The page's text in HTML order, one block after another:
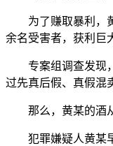
为了赚取暴利，
余名受害者，获利巨
专案组调查发现
过先真后假、真假混
那么，黄某的酒
犯罪嫌疑人黄某